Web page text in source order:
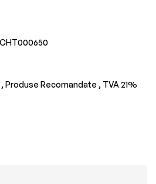
Produse Recomandate , TVA 21%